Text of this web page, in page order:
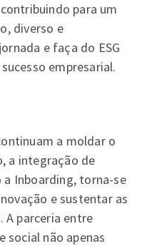
para um
diverso e
e faça do ESG
empresarial.
a moldar o
a integração de
Inboarding, torna-se
e sustentar as
A parceria entre
social não apenas